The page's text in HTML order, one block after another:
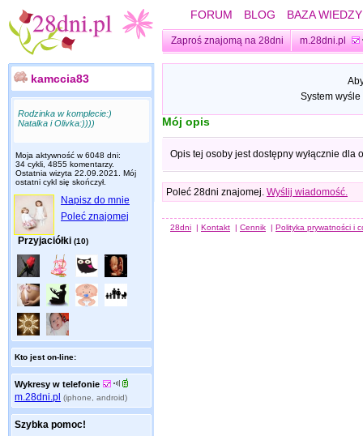
FORUM BLOG BAZA WIEDZY
Zaproś znajomą na 28dni m.28dni.pl
kamccia83
Rodzinka w komplecie:)
Natalka i Olivka:))))
Moja aktywność w 6048 dni:
34 cykli, 4855 komentarzy.
Ostatnia wizyta 22.09.2021
. Mój
ostatni cykl się skończył.
Napisz do mnie
Poleć znajomej
Przyjaciółki (10)
Kto jest on-line:
Wykresy w telefonie
m.28dni.pl (iphone, android)
Szybka pomoc!
System
Mój opis
Opis tej osoby jest dostępny wyłącznie dla
Poleć 28dni znajomej. Wyślij wiadomość.
28dni | Kontakt | Cennik | Polityka prywatności i